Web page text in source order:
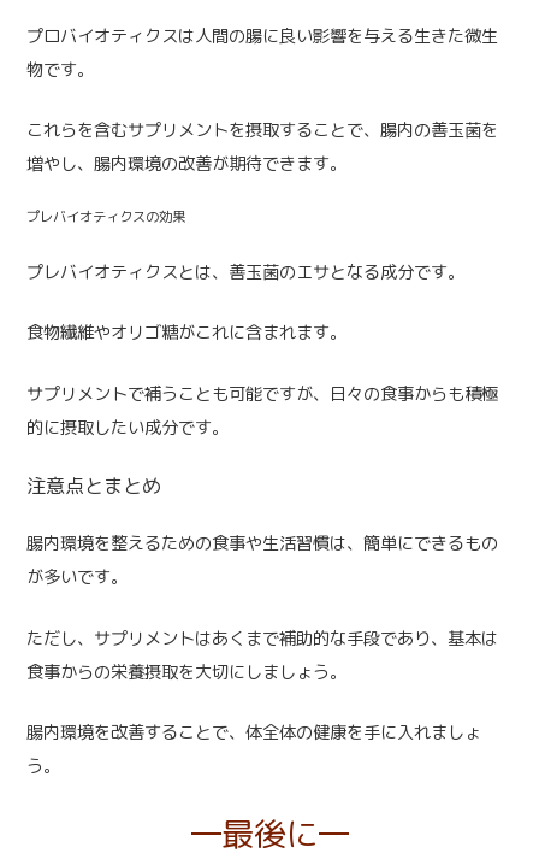
プロバイオティクスは人間の腸に良い影響を与える生きた微生
物です。
これらを含むサプリメントを摂取することで、腸内の善玉菌を
増やし、腸内環境の改善が期待できます。
プレバイオティクスの効果
プレバイオティクスとは、善玉菌のエサとなる成分です。
食物繊維やオリゴ糖がこれに含まれます。
サプリメントで補うことも可能ですが、日々の食事からも積極
的に摂取したい成分です。
注意点とまとめ
腸内環境を整えるための食事や生活習慣は、簡単にできるもの
が多いです。
ただし、サプリメントはあくまで補助的な手段であり、基本は
食事からの栄養摂取を大切にしましょう。
腸内環境を改善することで、体全体の健康を手に入れましょ
う。
最後に